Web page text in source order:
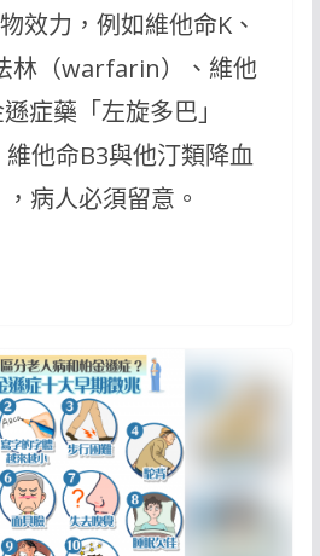
效力，例如維他命K、
林（warfarin）、維他
症藥「左旋多巴」
維他命B3與他汀類降血
病人必須留意。